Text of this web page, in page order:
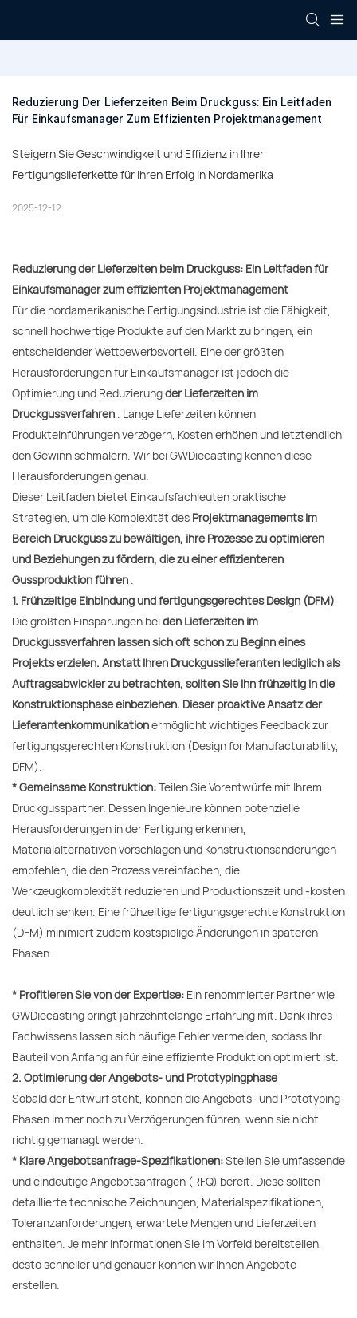
Reduzierung Der Lieferzeiten Beim Druckguss: Ein Leitfaden
Für Einkaufsmanager Zum Effizienten Projektmanagement
Steigern Sie Geschwindigkeit und Effizienz in Ihrer
Fertigungslieferkette für Ihren Erfolg in Nordamerika
2025-12-12
Reduzierung der Lieferzeiten beim Druckguss: Ein Leitfaden für
Einkaufsmanager zum effizienten Projektmanagement
Für die nordamerikanische Fertigungsindustrie ist die Fähigkeit,
schnell hochwertige Produkte auf den Markt zu bringen, ein
entscheidender Wettbewerbsvorteil. Eine der größten
Herausforderungen für Einkaufsmanager ist jedoch die
Optimierung und Reduzierungder Lieferzeiten im
Druckgussverfahren . Lange Lieferzeiten können
Produkteinführungen verzögern, Kosten erhöhen und letztendlich
den Gewinn schmälern. Wir bei GWDiecasting kennen diese
Herausforderungen genau.
Dieser Leitfaden bietet Einkaufsfachleuten praktische
Strategien, um die Komplexität des Projektmanagements im
Bereich Druckguss zu bewältigen, ihre Prozesse zu optimieren
und Beziehungen zu fördern, die zu einer effizienteren
Gussproduktion führen .
1. Frühzeitige Einbindung und fertigungsgerechtes Design (DFM)
Die größten Einsparungen beiden Lieferzeiten im
Druckgussverfahren lassen sich oft schon zu Beginn eines
Projekts erzielen. Anstatt Ihren Druckgusslieferanten lediglich als
Auftragsabwickler zu betrachten, sollten Sie ihn frühzeitig in die
Konstruktionsphase einbeziehen. Dieser proaktive Ansatz der
Lieferantenkommunikationermöglicht wichtiges Feedback zur
fertigungsgerechten Konstruktion (Design for Manufacturability,
DFM).
* Gemeinsame Konstruktion:Teilen Sie Vorentwürfe mit Ihrem
Druckgusspartner. Dessen Ingenieure können potenzielle
Herausforderungen in der Fertigung erkennen,
Materialalternativen vorschlagen und Konstruktionsänderungen
empfehlen, die den Prozess vereinfachen, die
Werkzeugkomplexität reduzieren und Produktionszeit und -kosten
deutlich senken. Eine frühzeitige fertigungsgerechte Konstruktion
(DFM) minimiert zudem kostspielige Änderungen in späteren
Phasen.
* Profitieren Sie von der Expertise: Ein renommierter Partner wie
GWDiecasting bringt jahrzehntelange Erfahrung mit. Dank ihres
Fachwissens lassen sich häufige Fehler vermeiden, sodass Ihr
Bauteil von Anfang an für eine effiziente Produktion optimiert ist.
2. Optimierung der Angebots- und Prototypingphase
Sobald der Entwurf steht, können die Angebots- und Prototyping-
Phasen immer noch zu Verzögerungen führen, wenn sie nicht
richtig gemanagt werden.
* Klare Angebotsanfrage-Spezifikationen:Stellen Sie umfassende
und eindeutige Angebotsanfragen (RFQ) bereit. Diese sollten
detaillierte technische Zeichnungen, Materialspezifikationen,
Toleranzanforderungen, erwartete Mengen und Lieferzeiten
enthalten. Je mehr Informationen Sie im Vorfeld bereitstellen,
desto schneller und genauer können wir Ihnen Angebote
erstellen.